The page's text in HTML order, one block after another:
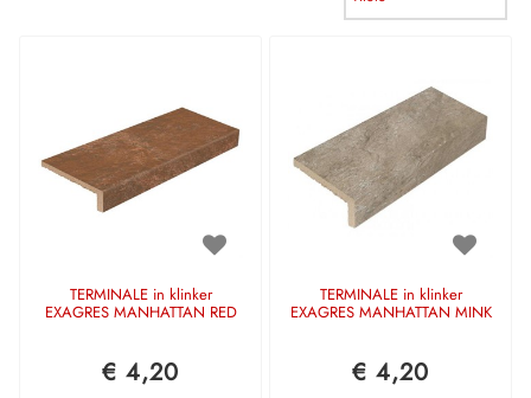
TERMINALE in klinker
EXAGRES MANHATTAN RED
€ 4,20
TERMINALE in klinker
EXAGRES MANHATTAN MINK
€ 4,20